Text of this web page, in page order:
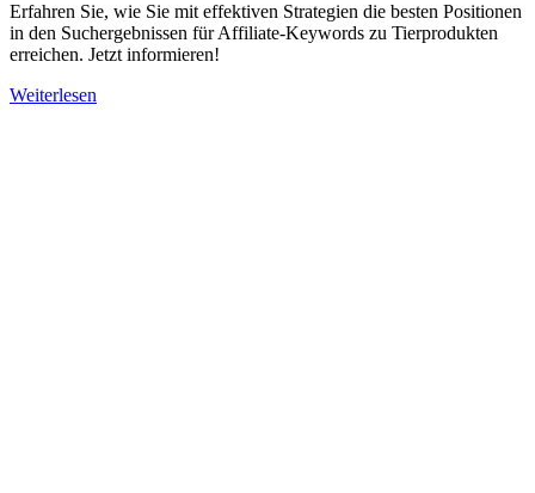
Erfahren Sie, wie Sie mit effektiven Strategien die besten Positionen
in den Suchergebnissen für Affiliate-Keywords zu Tierprodukten
erreichen. Jetzt informieren!
Weiterlesen